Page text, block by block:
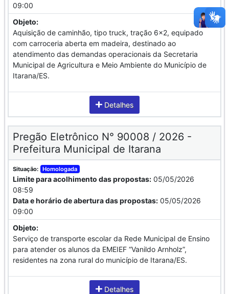
09:00
Objeto:
Aquisição de caminhão, tipo truck, tração 6x2, equipado
com carroceria aberta em madeira, destinado ao
atendimento das demandas operacionais da Secretaria
Municipal de Agricultura e Meio Ambiente do Município de
Itarana/ES.
Detalhes
Pregão Eletrônico N° 90008 / 2026 -
Prefeitura Municipal de Itarana
Situação: Homologada
Limite para acolhimento das propostas: 05/05/2026
08:59
Data e horário de abertura das propostas: 05/05/2026
09:00
Objeto:
Serviço de transporte escolar da Rede Municipal de Ensino
para atender os alunos da EMEIEF “Vanildo Arnholz”,
residentes na zona rural do município de Itarana/ES.
Detalhes